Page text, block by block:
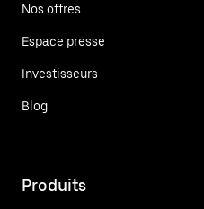
Nos offres
Espace presse
Investisseurs
Blog
Produits